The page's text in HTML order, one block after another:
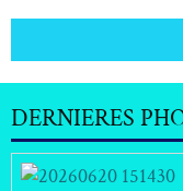
DERNIERES